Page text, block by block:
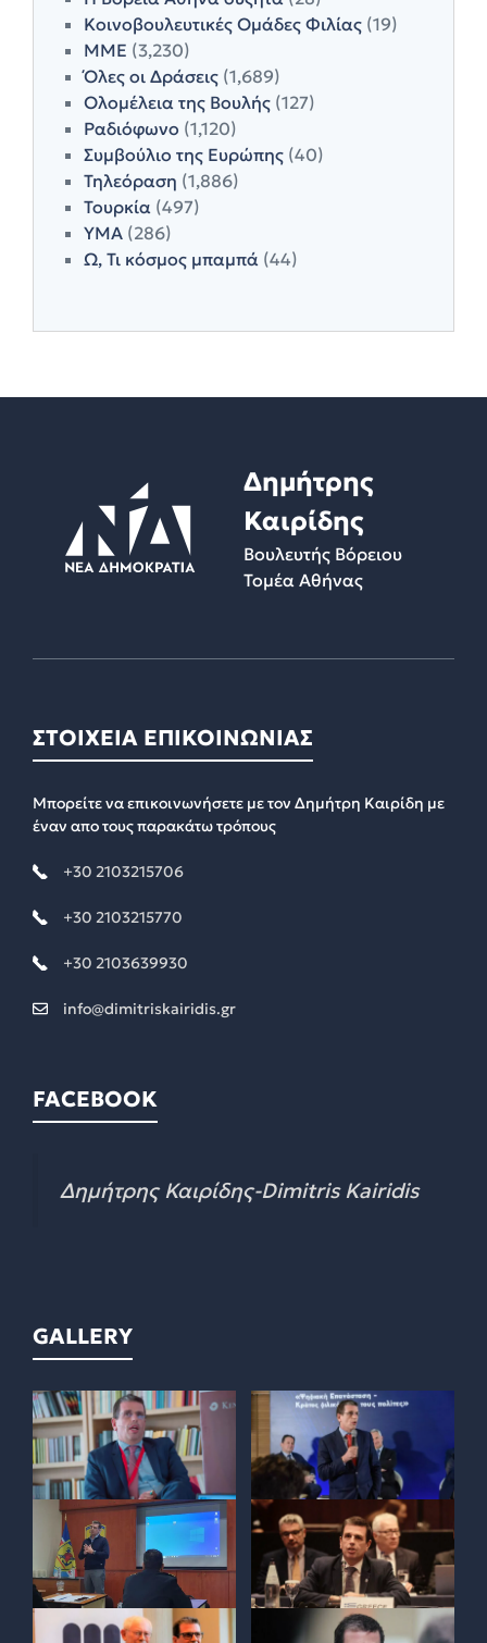
Κοινοβουλευτικές Ομάδες Φιλίας (19)
ΜΜΕ (3,230)
Όλες οι Δράσεις (1,689)
Ολομέλεια της Βουλής (127)
Ραδιόφωνο (1,120)
Συμβούλιο της Ευρώπης (40)
Τηλεόραση (1,886)
Τουρκία (497)
ΥΜΑ (286)
Ω, Τι κόσμος μπαμπά (44)
Δημήτρης
Καιρίδης
Βουλευτής Βόρειου
Τομέα Αθήνας
ΣΤΟΙΧΕΙΑ ΕΠΙΚΟΙΝΩΝΙΑΣ
Μπορείτε να επικοινωνήσετε με τον Δημήτρη Καιρίδη με
έναν απο τους παρακάτω τρόπους
+30 2103215706
+30 2103215770
+30 2103639930
info@dimitriskairidis.gr
FACEBOOK
Δημήτρης Καιρίδης-Dimitris Kairidis
GALLERY